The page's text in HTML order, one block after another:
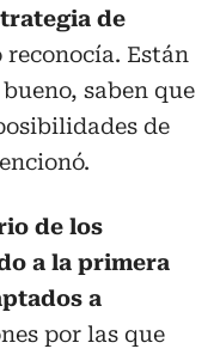
de
reconocía. Están
saben que
de
de los
a la primera
a
por las que